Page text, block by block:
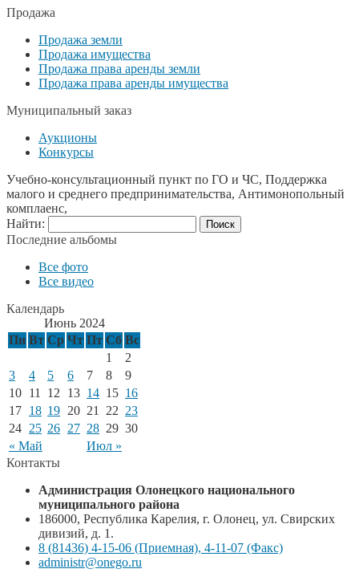
Продажа
Продажа земли
Продажа имущества
Продажа права аренды земли
Продажа права аренды имущества
Муниципальный заказ
Аукционы
Конкурсы
Учебно-консультационный пункт по ГО и ЧС, Поддержка
малого и среднего предпринимательства, Антимонопольный
комплаенс,
Найти:
Последние альбомы
Все фото
Все видео
Календарь
Июнь 2024
Пн Вт Ср Чт Пт Сб Вс
« Май Июл »
1
2
3
4 5 6 7 8
9
10 11 12 13 14 15 16
17 18 19 20 21 22 23
24 25 26 27 28 29 30
Контакты
Администрация Олонецкого национального
муниципального района
186000, Республика Карелия, г. Олонец, ул. Свирских
дивизий, д. 1.
8 (81436) 4-15-06 (Приемная), 4-11-07 (Факс)
administr@onego.ru